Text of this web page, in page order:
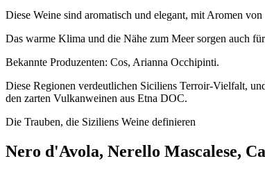
Diese Weine sind aromatisch und elegant, mit Aromen
Das warme Klima und die Nähe zum Meer sorgen auch
Bekannte Produzenten: Cos, Arianna Occhipinti.
Diese Regionen verdeutlichen Siciliens Terroir-Vielfalt,
den zarten Vulkanweinen aus Etna DOC.
Die Trauben, die Siziliens Weine definieren
Nero d'Avola, Nerello Mascalese,